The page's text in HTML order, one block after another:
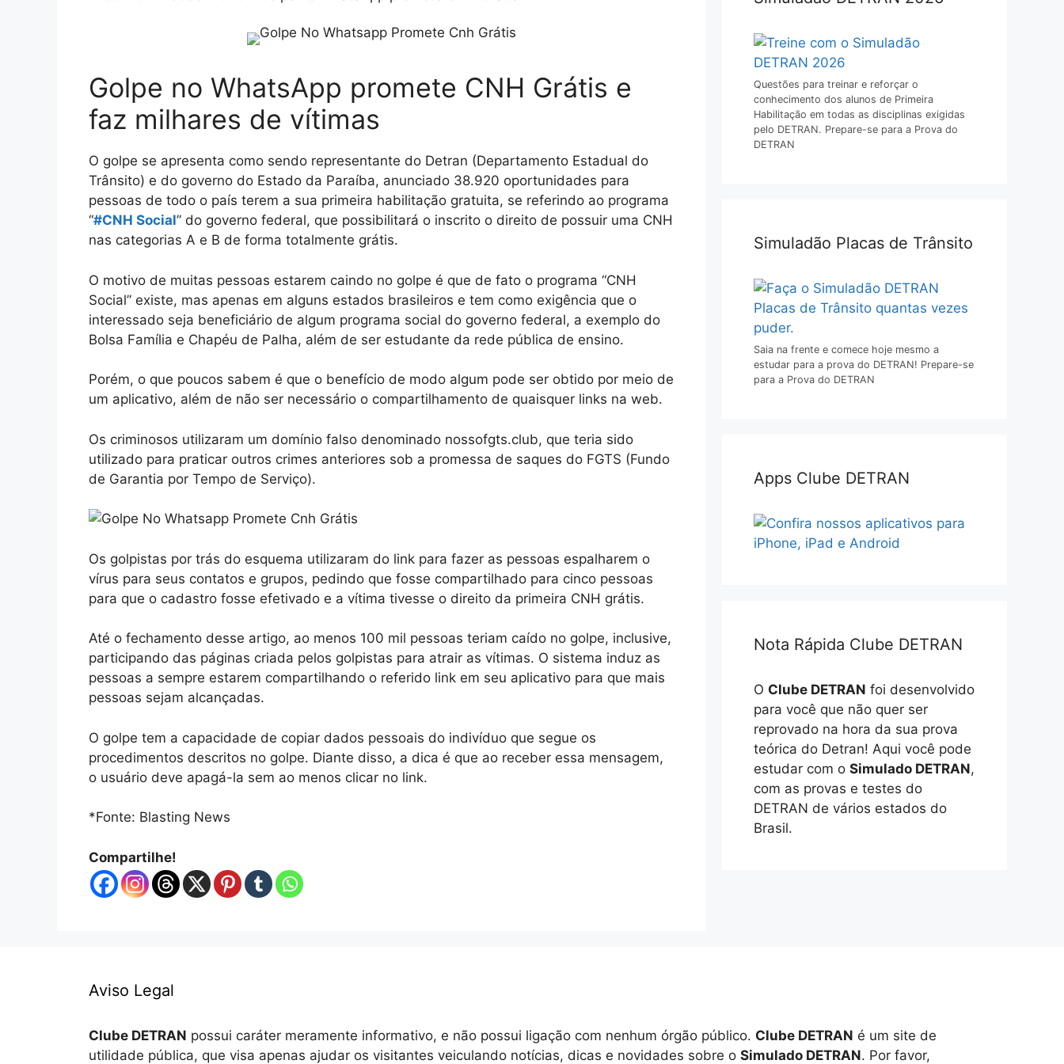
Golpe no WhatsApp promete CNH Grátis e
faz milhares de vítimas
O golpe se apresenta como sendo representante do Detran (Departamento Estadual do
Trânsito) e do governo do Estado da Paraíba, anunciado 38.920 oportunidades para
pessoas de todo o país terem a sua primeira habilitação gratuita, se referindo ao programa
“#CNH Social” do governo federal, que possibilitará o inscrito o direito de possuir uma CNH
nas categorias A e B de forma totalmente grátis.
O motivo de muitas pessoas estarem caindo no golpe é que de fato o programa “CNH
Social” existe, mas apenas em alguns estados brasileiros e tem como exigência que o
interessado seja beneficiário de algum programa social do governo federal, a exemplo do
Bolsa Família e Chapéu de Palha, além de ser estudante da rede pública de ensino.
Porém, o que poucos sabem é que o benefício de modo algum pode ser obtido por meio de
um aplicativo, além de não ser necessário o compartilhamento de quaisquer links na web.
Os criminosos utilizaram um domínio falso denominado nossofgts.club, que teria sido
utilizado para praticar outros crimes anteriores sob a promessa de saques do FGTS (Fundo
de Garantia por Tempo de Serviço).
Os golpistas por trás do esquema utilizaram do link para fazer as pessoas espalharem o
vírus para seus contatos e grupos, pedindo que fosse compartilhado para cinco pessoas
para que o cadastro fosse efetivado e a vítima tivesse o direito da primeira CNH grátis.
Até o fechamento desse artigo, ao menos 100 mil pessoas teriam caído no golpe, inclusive,
participando das páginas criada pelos golpistas para atrair as vítimas. O sistema induz as
pessoas a sempre estarem compartilhando o referido link em seu aplicativo para que mais
pessoas sejam alcançadas.
O golpe tem a capacidade de copiar dados pessoais do indivíduo que segue os
procedimentos descritos no golpe. Diante disso, a dica é que ao receber essa mensagem,
o usuário deve apagá-la sem ao menos clicar no link.
*Fonte: Blasting News
Compartilhe!
Questões para treinar e reforçar o
conhecimento dos alunos de Primeira
Habilitação em todas as disciplinas exigidas
pelo DETRAN. Prepare-se para a Prova do
DETRAN
Simuladão Placas de Trânsito
Saia na frente e comece hoje mesmo a
estudar para a prova do DETRAN! Prepare-se
para a Prova do DETRAN
Apps Clube DETRAN
Nota Rápida Clube DETRAN
O Clube DETRAN foi desenvolvido
para você que não quer ser
reprovado na hora da sua prova
teórica do Detran! Aqui você pode
estudar com o Simulado DETRAN,
com as provas e testes do
DETRAN de vários estados do
Brasil.
Aviso Legal
Clube DETRAN possui caráter meramente informativo, e não possui ligação com nenhum órgão público. Clube DETRAN é um site de
utilidade pública, que visa apenas ajudar os visitantes veiculando notícias, dicas e novidades sobre o Simulado DETRAN. Por favor,